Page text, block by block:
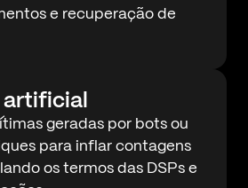
e recuperação de
geradas por bots ou
para inflar contagens
os termos das DSPs e